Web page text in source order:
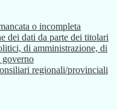
o incompleta
dei dati da parte dei titolari
di amministrazione, di
governo
regionali/provinciali